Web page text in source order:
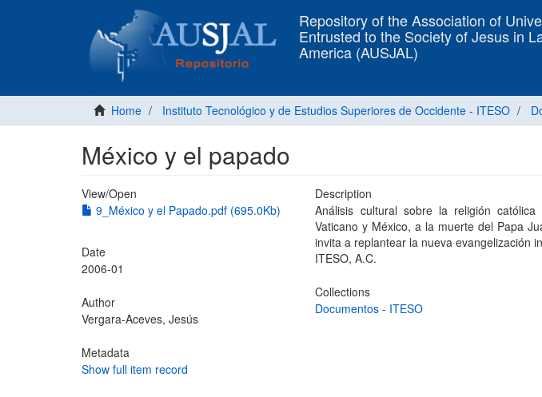
Repository of the Association of
Entrusted to the Society of Jesus in
America (AUSJAL)
Home Instituto Tecnológico y de Estudios Superiores de Occidente - ITESO
México y el papado
View/Open
9_México y el Papado.pdf (695.0Kb)
Date
2006-01
Author
Vergara-Aceves, Jesús
Metadata
Show full item record
Description
Análisis cultural sobre la religión
Vaticano y México, a la muerte del Papa
invita a replantear la nueva evangelización
ITESO, A.C.
Collections
Documentos - ITESO